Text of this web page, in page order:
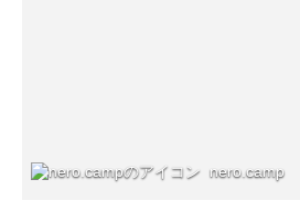
nero.camp